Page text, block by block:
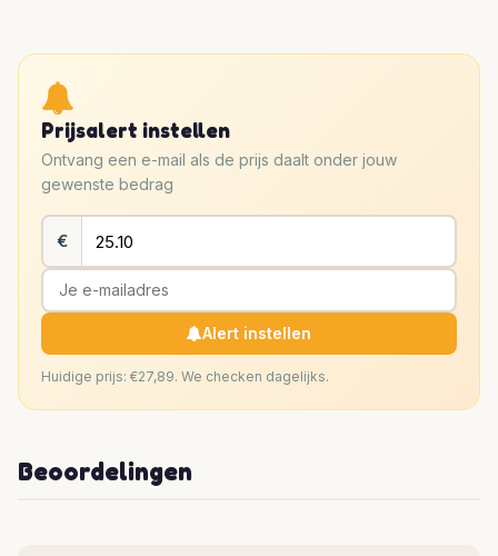
Prijsalert instellen
Ontvang een e-mail als de prijs daalt onder jouw
gewenste bedrag
€
Alert instellen
Huidige prijs: €27,89. We checken dagelijks.
Beoordelingen